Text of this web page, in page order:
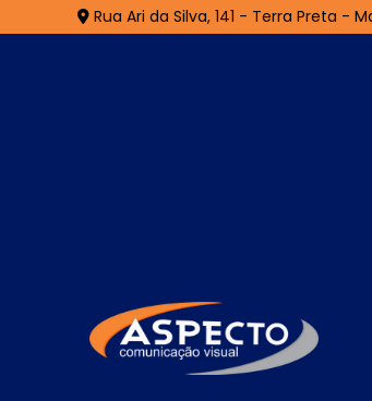
Rua Ari da Silva, 141 - Terra Preta -
uma composição positiva,
encontrou o lugar certo!